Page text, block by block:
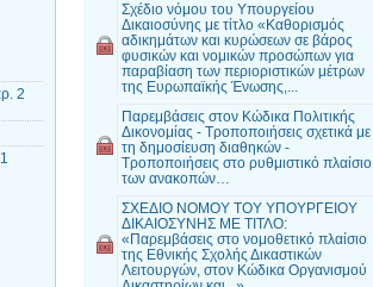
2
Σχέδιο νόμου του Υπουργείου
Δικαιοσύνης με τίτλο «Καθορισμός
αδικημάτων και κυρώσεων σε βάρος
φυσικών και νομικών προσώπων για
παραβίαση των περιοριστικών μέτρων
της Ευρωπαϊκής Ένωσης,...
Παρεμβάσεις στον Κώδικα Πολιτικής
Δικονομίας - Τροποποιήσεις σχετικά με
τη δημοσίευση διαθηκών -
Τροποποιήσεις στο ρυθμιστικό πλαίσιο
των ανακοπών…
ΣΧΕΔΙΟ ΝΟΜΟΥ ΤΟΥ ΥΠΟΥΡΓΕΙΟΥ
ΔΙΚΑΙΟΣΥΝΗΣ ΜΕ ΤΙΤΛΟ:
«Παρεμβάσεις στο νομοθετικό πλαίσιο
της Εθνικής Σχολής Δικαστικών
Λειτουργών, στον Κώδικα Οργανισμού